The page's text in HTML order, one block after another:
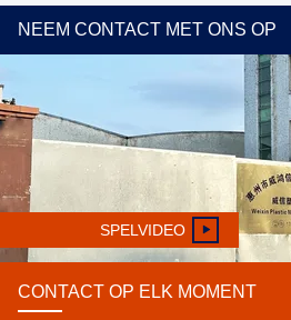
NEEM CONTACT MET ONS OP
SPELVIDEO
CONTACT OP ELK MOMENT